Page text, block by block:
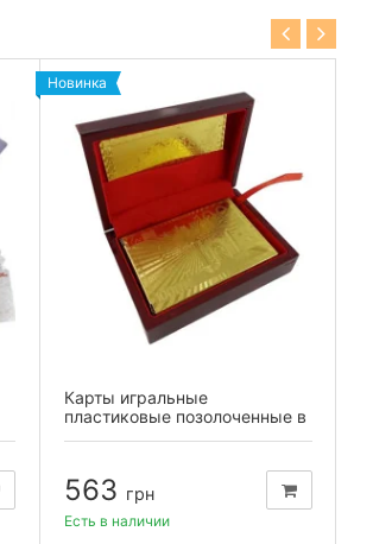
Новинка
Карты игральные
пластиковые позолоченные в
563 грн
Есть в наличии